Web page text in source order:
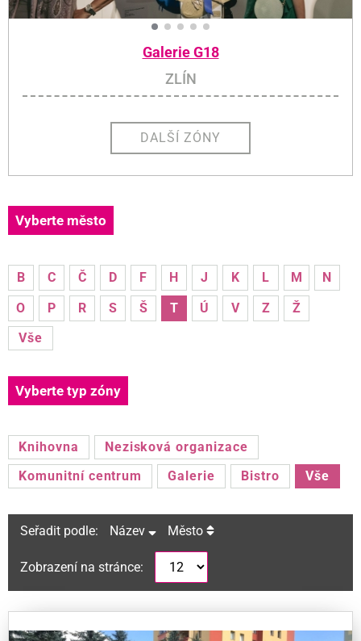
Galerie G18
ZLÍN
DALŠÍ ZÓNY
Vyberte město
B C Č D F H J K L M
N
O
P R S Š T Ú V Z
Ž
Vše
Vyberte typ zóny
Knihovna
Nezisková organizace
Komunitní centrum
Galerie Bistro Vše
Seřadit podle: Název Město
Zobrazení na stránce: